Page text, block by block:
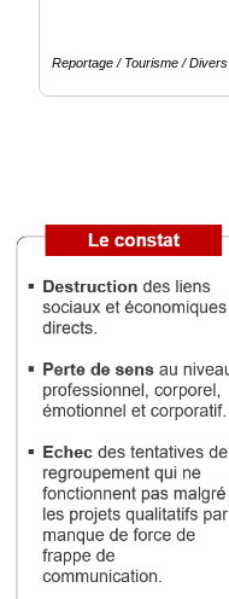
Inscription
Reportage / Tourisme / Divers